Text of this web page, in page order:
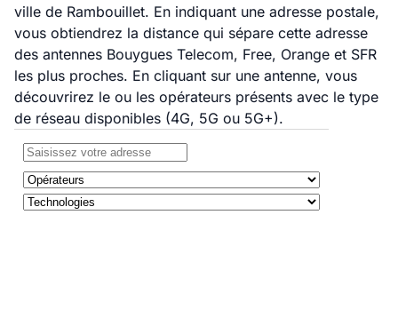
ville de Rambouillet. En indiquant une adresse postale,
vous obtiendrez la distance qui sépare cette adresse
des antennes Bouygues Telecom, Free, Orange et SFR
les plus proches. En cliquant sur une antenne, vous
découvrirez le ou les opérateurs présents avec le type
de réseau disponibles (4G, 5G ou 5G+).